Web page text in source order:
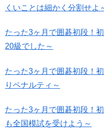
くいことは細かく分割せよ
たった3ヶ月で囲碁初段！
20級でした～
たった3ヶ月で囲碁初段！
りペナルティ～
たった3ヶ月で囲碁初段！
も全国模試を受けよう～